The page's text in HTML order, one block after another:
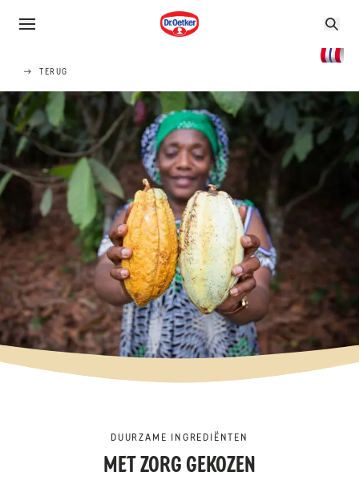
TERUG
DUURZAME INGREDIËNTEN
MET ZORG GEKOZEN